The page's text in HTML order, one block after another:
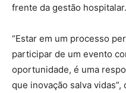
frente da gestão hospitalar.
“Estar em um processo
participar de um evento
oportunidade, é uma
que inovação salva